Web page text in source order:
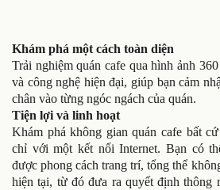
Khám phá một cách toàn diện
Trải nghiệm quán cafe qua hình ảnh
và công nghệ hiện đại, giúp bạn cảm
chân vào từng ngóc ngách của quán.
Tiện lợi và linh hoạt
Khám phá không gian quán cafe bất
chỉ với một kết nối Internet. Bạn có
được phong cách trang trí, tổng thể
hiện tại, từ đó đưa ra quyết định thông